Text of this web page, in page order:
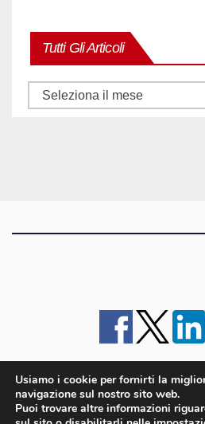
Tutti Gli Articoli
Tutti
iMagazine · contatti e staff · lavora con noi
Cookie policy
Usiamo i cookie per fornirti la
navigazione sul nostro sito web.
Puoi trovare altre informazioni